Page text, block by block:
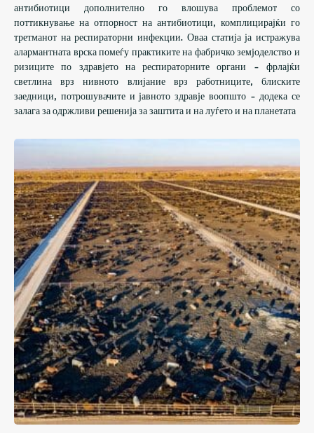
антибиотици дополнително го влошува проблемот со
поттикнување на отпорност на антибиотици, комплицирајќи го
третманот на респираторни инфекции. Оваа статија ја истражува
алармантната врска помеѓу практиките на фабричко земјоделство и
ризиците по здравјето на респираторните органи - фрлајќи
светлина врз нивното влијание врз работниците, блиските
заедници, потрошувачите и јавното здравје воопшто - додека се
залага за одржливи решенија за заштита и на луѓето и на планетата